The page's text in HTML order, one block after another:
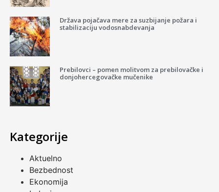
Država pojačava mere za suzbijanje požara i
stabilizaciju vodosnabdevanja
Prebilovci – pomen molitvom za prebilovačke i
donjohercegovačke mučenike
Kategorije
Aktuelno
Bezbednost
Ekonomija